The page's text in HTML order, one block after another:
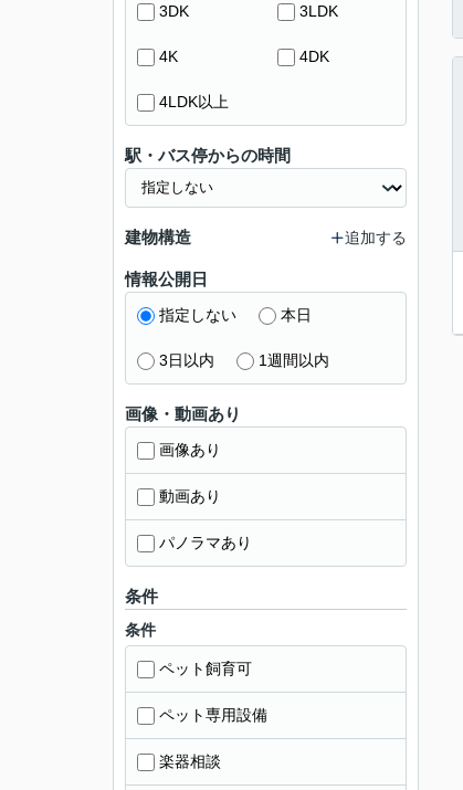
3DK 3LDK
4K 4DK
4LDK以上
駅・バス停からの時間
建物構造 追加する
情報公開日
指定しない 本日
3日以内 1週間以内
画像・動画あり
画像あり
動画あり
パノラマあり
条件
条件
ペット飼育可
ペット専用設備
楽器相談